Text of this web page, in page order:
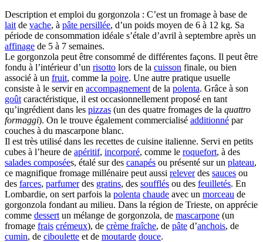
Description et emploi du gorgonzola : C’est un fromage à base de
lait de vache, à pâte persillée, d’un poids moyen de 6 à 12 kg. Sa
période de consommation idéale s’étale d’avril à septembre après un
affinage de 5 à 7 semaines.
Le gorgonzola peut être consommé de différentes façons. Il peut être
fondu à l’intérieur d’un risotto lors de la cuisson finale, ou bien
associé à un fruit, comme la poire. Une autre pratique usuelle
consiste à le servir en accompagnement de la polenta. Grâce à son
goût caractéristique, il est occasionnellement proposé en tant
qu’ingrédient dans les pizzas (un des quatre fromages de la quattro
formaggi). On le trouve également commercialisé additionné par
couches à du mascarpone blanc.
Il est très utilisé dans les recettes de cuisine italienne. Servi en petits
cubes à l’heure de apéritif, incorporé, comme le roquefort, à des
salades composées, étalé sur des canapés ou présenté sur un plateau,
ce magnifique fromage millénaire peut aussi releverdes sauces ou
des farces, parfumerdes gratins, des soufflés ou des feuilletés. En
Lombardie, on sert parfois la polenta chaude avec un morceau de
gorgonzola fondant au milieu. Dans la région de Trieste, on apprécie
comme dessert un mélange de gorgonzola, de mascarpone (un
fromage frais crémeux), de crème fraîche, de pâte d’anchois, de
cumin, de ciboulette et de moutarde douce.